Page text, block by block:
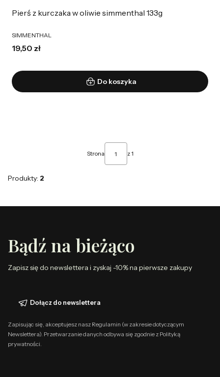
Pierś z kurczaka w oliwie simmenthal 133g
SIMMENTHAL
19,50 zł
Do koszyka
Strona z 1
Produkty: 2
Bądź na bieżąco
Zapisz się do newslettera i zyskaj -10% na pierwsze zakupy
Dołącz do newslettera
Zapisując się, akceptujesz nasz Regulamin (w zakresie dotyczącym
Newslettera). Przetwarzanie danych odbywa się zgodnie z Polityką
prywatności.